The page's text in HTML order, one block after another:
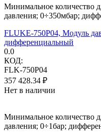
Минимальное количество
давления; 0÷350мбар;
FLUKE-750P04, Модуль
дифференциальный
0.0
КОД:
FLK-750P04
357 428.34 ₽
Нет в наличии
Минимальное количество
давления; 0÷1бар;